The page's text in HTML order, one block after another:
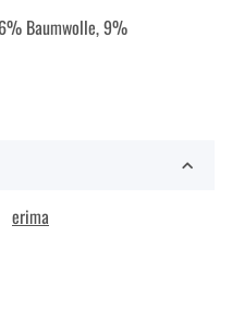
Baumwolle, 9%
erima